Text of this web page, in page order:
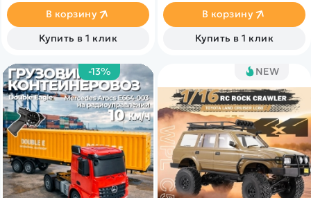
лесозаготовительной
техники. Модель способна
передвигаться по
различным покрытиям,
перемещать предметы.
В корзину
Купить в 1 клик
В корзину
Купить в 1 клик
-13% NEW